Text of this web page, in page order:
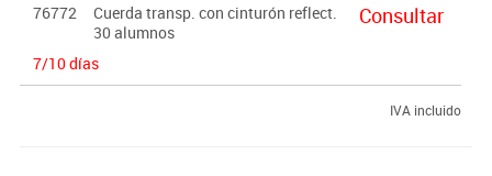
76772
Cuerda transp. con cinturón reflect.
30 alumnos
7/10 días
Consultar
IVA incluido